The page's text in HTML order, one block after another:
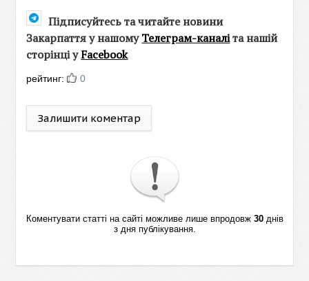
Підписуйтесь та читайте новини
Закарпаття у нашомуТелеграм-каналіта нашій
сторінці уFacebook
рейтинг: 0
Залишити коментар
Коментувати статті на сайті можливе лише впродовж 30днів
з дня публікування.